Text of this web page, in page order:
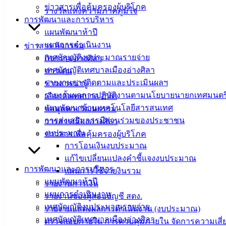
ข่าวสารเพื่อคุ้มครองผู้บริโภค
การพัฒนาและการบริหาร
แผนพัฒนาห้าปี
แผนการดำเนินงาน
เทศบัญญัติงบประมาณรายจ่าย
เทศบัญญัติเทศบาลเมืองอ่างศิลา
รายงานการติดตามและประเมินผลฯ
รายงานผลการปฏิบัติงานตามนโยบายนายกเทศมนต
แผนพัฒนาด้านเทคโนโลยีสารสนเทศ
การส่งเสริมการมีส่วนร่วมของประชาชน
งบประมาณ
การโอนเงินงบประมาณ
แก้ไขเปลี่ยนแปลงคำชี้แจงงบประมาณ
แผนการใช้จ่ายงินรวม
รายงานการเงิน
รายงานของผู้สอบบัญชี สตง.
รายงานแสดงผลการดำเนินงาน (งบประมาณ)
ตรวจสอบภายใน การควบคุมภายใน จัดการความเสี่
รางวัลแห่งความภาคภูมิใจ
ข่าวสาร กิจกรรม
กิจกรรมอ่างศิลา
ข่าวเด่น
ข่าวสารน่ารู้
เลือกตั้งเทศบาล 2568
ข้อมูลทางวัฒนธรรม
วารสารเมืองอ่างศิลา
ข่าวสารเพื่อคุ้มครองผู้บริโภค
การพัฒนาและการบริหาร
แผนพัฒนาห้าปี
แผนการดำเนินงาน
เทศบัญญัติงบประมาณรายจ่าย
เทศบัญญัติเทศบาลเมืองอ่างศิลา
ที่ตั้ง : สำนักงานเทศบาลเมืองอ่างศิลา 90/338 ม.3
ต.เสม็ด อ.เมือง จ.ชลบุรี 20000
ติดต่อ :038-142-100-104
บริการประชาชน
ดาวน์โหลดแบบฟอร์ม, เอกสาร
คู่มือสำหรับประชาชน/คู่มือการปฏิบัติงาน
ข่าวสารน่ารู้
ศุนย์ข้อมูลข่าวสารอิเล็กทรอนิกส์
องค์ความรู้ (Knowledge Management)
ติดต่อเทศบาล
สายตรงนายก
ประวัติเทศบาล